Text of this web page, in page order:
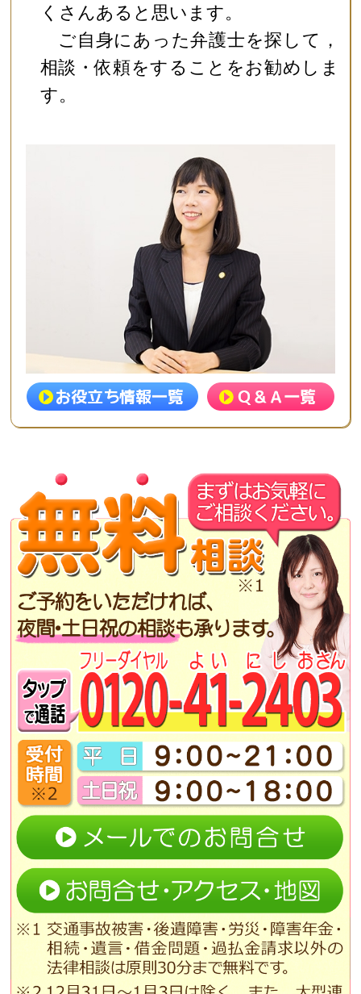
くさんあると思います。
ご自身にあった弁護士を探して，
相談・依頼をすることをお勧めしま
す。